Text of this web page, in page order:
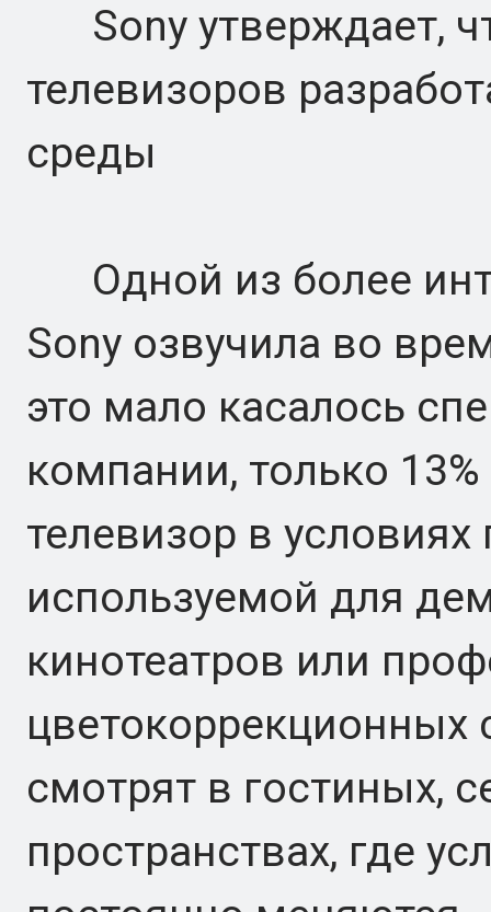
Sony утверждает,
телевизоров
среды
Одной из более
Sony озвучила во
это мало касалось
компании, только
телевизор в
используемой для
кинотеатров или
цветокоррекционных
смотрят в гостиных,
пространствах, где